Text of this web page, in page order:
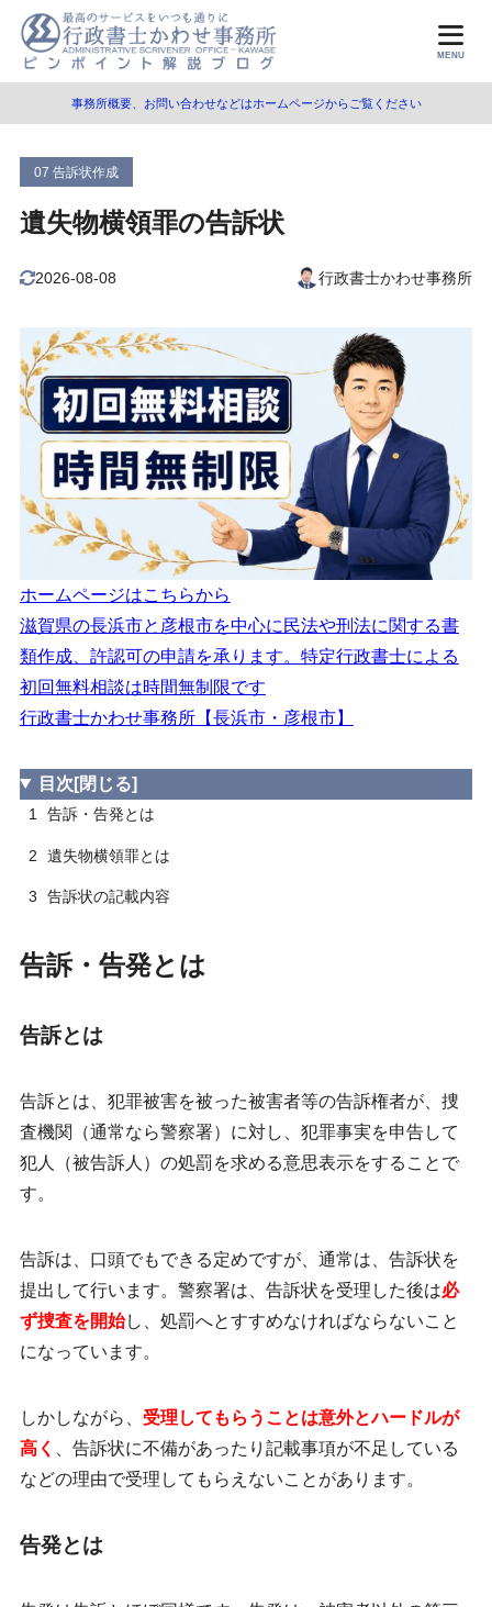
MENU
事務所概要、お問い合わせなどはホームページからご覧ください
07 告訴状作成
遺失物横領罪の告訴状
2026-08-08 行政書士かわせ事務所
ホームページはこちらから
滋賀県の長浜市と彦根市を中心に民法や刑法に関する書
類作成、許認可の申請を承ります。特定行政書士による
初回無料相談は時間無制限です
行政書士かわせ事務所【長浜市・彦根市】
目次 [閉じる]
1 告訴・告発とは
2 遺失物横領罪とは
3 告訴状の記載内容
告訴・告発とは
告訴とは
告訴とは、犯罪被害を被った被害者等の告訴権者が、捜
査機関（通常なら警察署）に対し、犯罪事実を申告して
犯人（被告訴人）の処罰を求める意思表示をすること で
す。
告訴は、口頭でもできる定めですが、通常は、告訴状を
提出して行います。警察署は、告訴状を受理した後は必
ず捜査を開始し、処罰へとすすめなければならないこと
になっています。
しかしながら、 受理してもらうことは意外とハードルが
高く 、告訴状に不備があったり記載事項が不足している
などの理由で受理してもらえないことがあります。
告発とは
目次
1 告訴・告発とは
1.1 告訴とは
1.4 刑事告訴の方法・手順
刑罰の種類
2 遺失物横領罪とは
3 告訴状の記載内容
3.1 告訴状の様式と記載内容
3.2 告訴事実の記載ポイント